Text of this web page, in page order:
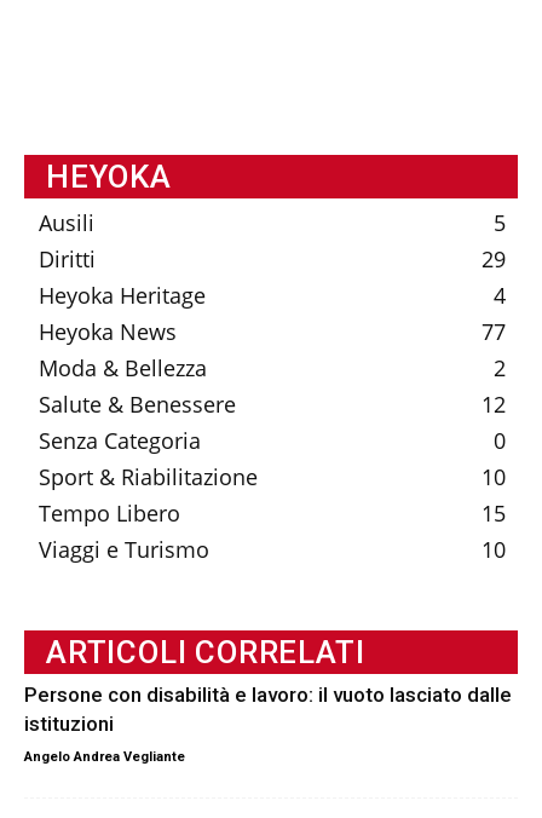
HEYOKA
Ausili
5
Diritti
29
Heyoka Heritage
4
Heyoka News
77
Moda & Bellezza
2
Salute & Benessere
12
Senza Categoria
0
Sport & Riabilitazione
10
Tempo Libero
15
Viaggi e Turismo
10
ARTICOLI CORRELATI
Persone con disabilità e lavoro: il vuoto lasciato dalle
istituzioni
Angelo Andrea Vegliante